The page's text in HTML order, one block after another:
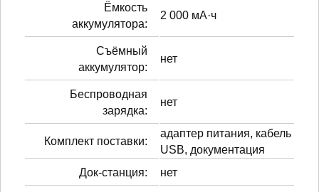
Ёмкость
аккумулятора:
2 000 мА·ч
Cъёмный
аккумулятор:
нет
Беспроводная
зарядка:
нет
Комплект поставки:
адаптер питания, кабель
USB, документация
Док-станция:
нет